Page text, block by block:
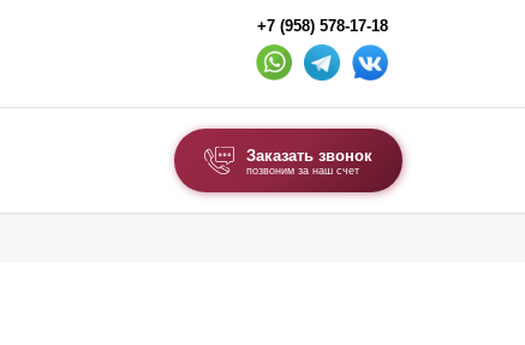
+7 (958) 578-17-18
Заказать звонок
позвоним за наш счет